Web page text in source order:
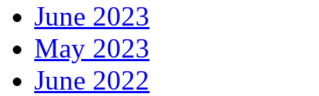
June 2023
May 2023
June 2022